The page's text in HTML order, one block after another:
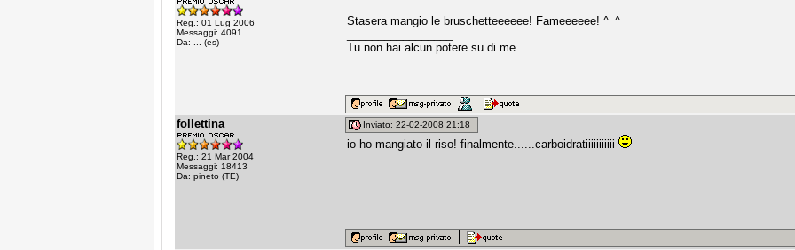
Reg.: 01 Lug 2006
Messaggi: 4091
Da: ... (es)
Stasera mangio le bruschetteeeeee! Fameeeeee! ^_^
Tu non hai alcun potere su di me.
follettina
Reg.: 21 Mar 2004
Messaggi: 18413
Da: pineto (TE)
Inviato: 22-02-2008 21:18
io ho mangiato il riso! finalmente......carboidratiiiiiiiiiii